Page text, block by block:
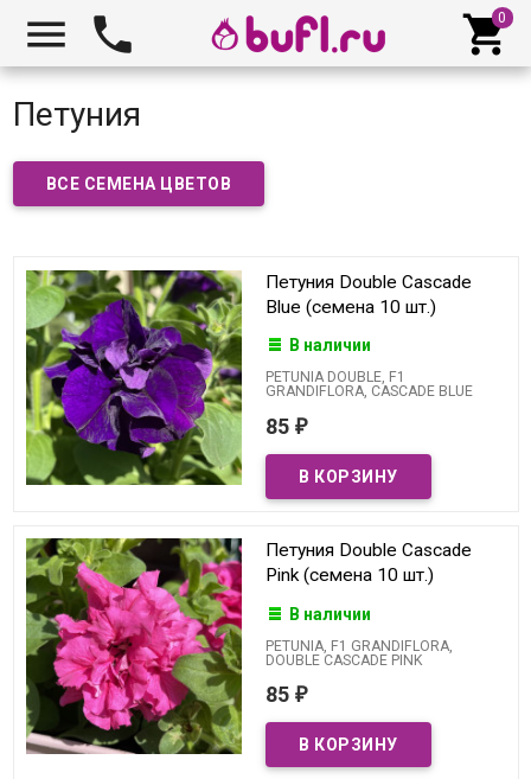
  
Петуния
ВСЕ СЕМЕНА ЦВЕТОВ
Петуния Double Cascade
Blue (семена 10 шт.)
В наличии
PETUNIA DOUBLE, F1
GRANDIFLORA, CASCADE BLUE
85 ₽
Петуния Double Cascade
Pink (семена 10 шт.)
В наличии
PETUNIA, F1 GRANDIFLORA,
DOUBLE CASCADE PINK
85 ₽